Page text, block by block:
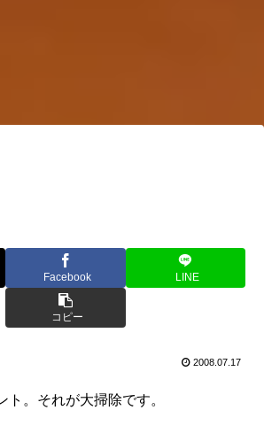
Facebook LINE
コピー
2008.07.17
。それが大掃除です。